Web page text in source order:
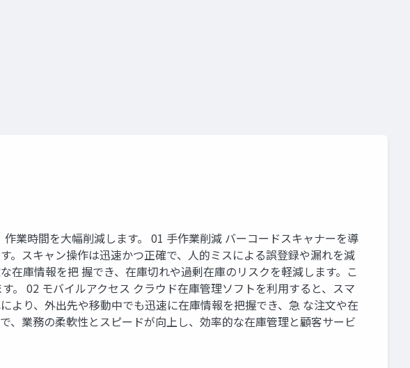
業時間を大幅削減します。 01 手作業削減 バーコードスキャナーを導
。スキャン操作は迅速かつ正確で、人的ミスによる誤登録や漏れを減
庫情報を把 握でき、在庫切れや過剰在庫のリスクを軽減します。こ
。 02 モバイルアクセス クラウド在庫管理ソフトを利用すると、スマ
より、外出先や移動中でも迅速に在庫情報を把握でき、急 な注文や在
、業務の柔軟性とスピードが向上し、効率的な在庫管理と顧客サービ